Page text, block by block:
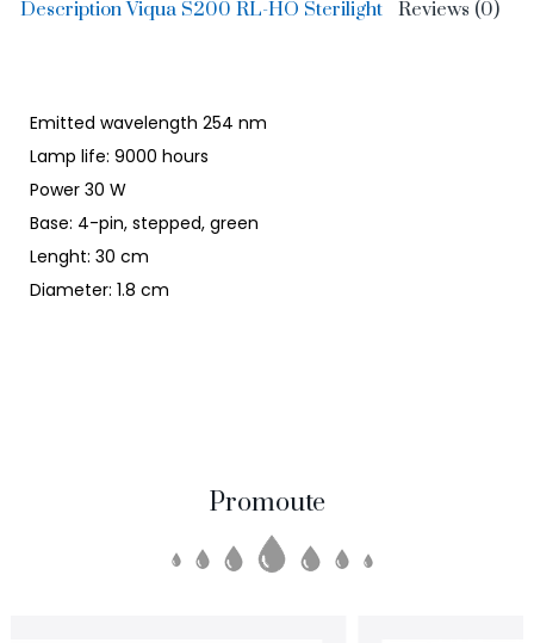
Description Viqua S200 RL-HO Sterilight Reviews (0)
Emitted wavelength 254 nm
Lamp life: 9000 hours
Power 30 W
Base: 4-pin, stepped, green
Lenght: 30 cm
Diameter: 1.8 cm
Promoute